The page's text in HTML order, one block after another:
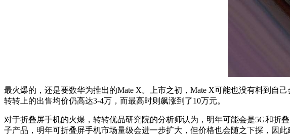
最火爆的，还是要数华为推出的Mate X。上市之初，Mate X可能也没有料到自
转转上的出售均价仍高达3-4万，而最高时则飙涨到了10万元。
对于折叠屏手机的火爆，转转优品研究院的分析师认为，明年可能会是5G和
子产品，明年可折叠屏手机市场量级会进一步扩大，但价格也会随之下探，因